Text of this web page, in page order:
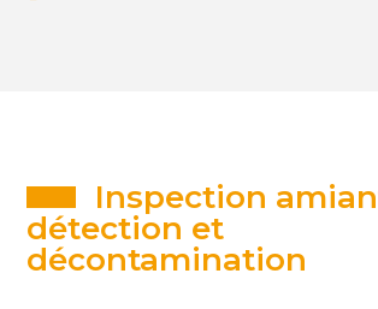
Inspection
détection et
décontamination